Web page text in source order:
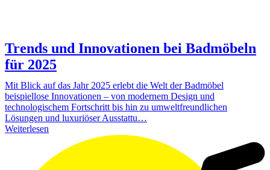
Trends und Innovationen bei Badmöbeln
für 2025
Mit Blick auf das Jahr 2025 erlebt die Welt der Badmöbel
beispiellose Innovationen – von modernem Design und
technologischem Fortschritt bis hin zu umweltfreundlichen
Lösungen und luxuriöser Ausstattu…
Weiterlesen